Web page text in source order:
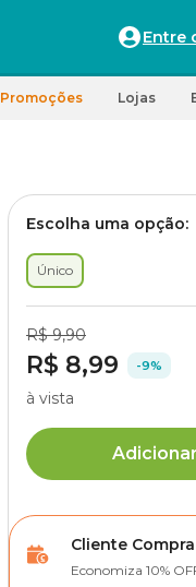
Entre
Promoções Lojas
Escolha uma opção:
Único
R$ 9,90
R$ 8,99 -9%
à vista
Cliente
Economiza 10%